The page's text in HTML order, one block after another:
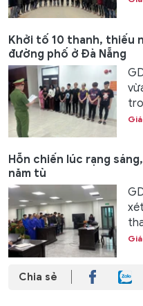
Khởi tố 10 thanh, thiếu
đường phố ở Đà Nẵng
Hỗn chiến lúc rạng
năm tù
Chia sẻ